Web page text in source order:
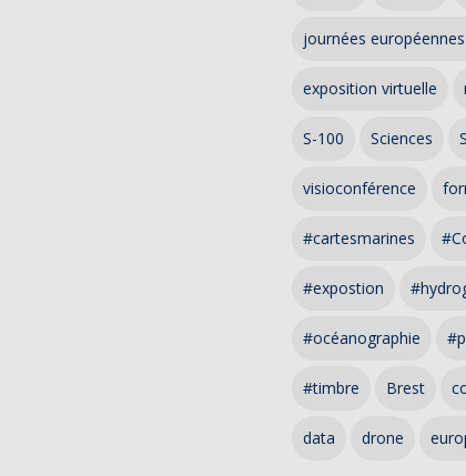
journées
exposition virtuelle
S-100 Sciences
visioconférence
#cartesmarines
#expostion
#océanographie
#timbre Brest
data drone